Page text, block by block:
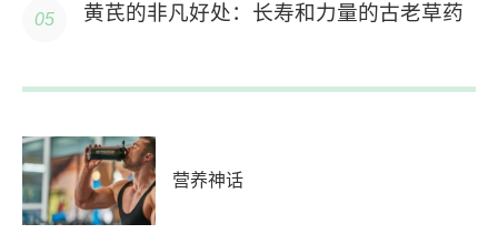
黄芪的非凡好处：长寿和力量的古老草药
营养神话